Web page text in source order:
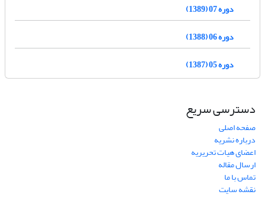
دوره 07 (1389)
دوره 06 (1388)
دوره 05 (1387)
دسترسی سریع
صفحه اصلی
درباره نشریه
اعضای هیات تحریریه
ارسال مقاله
تماس با ما
نقشه سایت